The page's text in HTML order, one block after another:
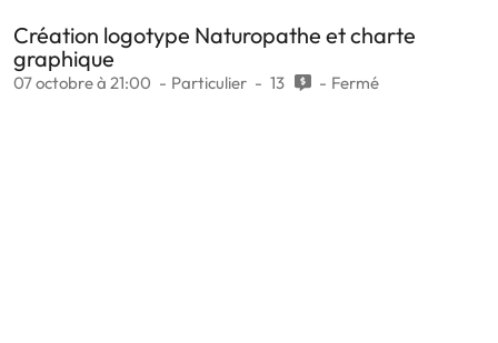
Création logotype Naturopathe et charte
graphique
07 octobre à 21:00 Particulier 13 Fermé